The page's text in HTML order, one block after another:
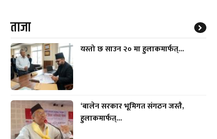
ताजा
यस्तो छ साउन २० मा हुलाकमार्फत्...
‘बालेन सरकार भूमिगत संगठन जस्तै,
हुलाकमार्फत्...